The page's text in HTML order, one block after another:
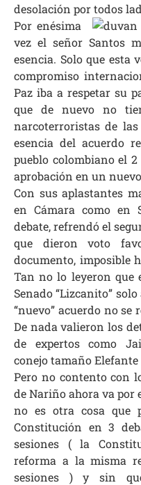
desolación por todos
Por enésima
vez el señor Santos
esencia. Solo que esta
compromiso
Paz iba a respetar su
que de nuevo no
narcoterroristas de
esencia del acuerdo
pueblo colombiano el
aprobación en un
Con sus aplastantes
en Cámara como en
debate, refrendó el
que dieron voto
documento, imposible
Tan no lo leyeron que
Senado “Lizcanito”
“nuevo” acuerdo no
De nada valieron los
de expertos como
conejo tamaño
Pero no contento con
de Nariño ahora va por
no es otra cosa que
Constitución en 3
sesiones ( la
reforma a la misma
sesiones ) y sin